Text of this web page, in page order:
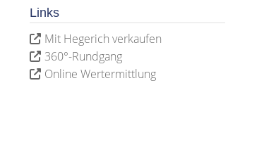
Links
Mit Hegerich verkaufen
360°-Rundgang
Online Wertermittlung